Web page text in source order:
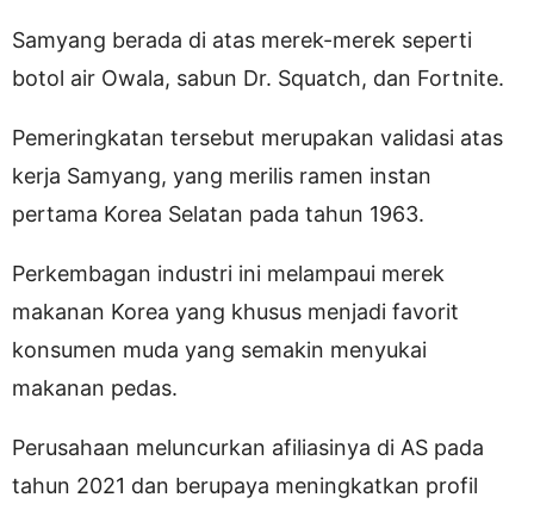
Samyang berada di atas merek-merek seperti
botol air Owala, sabun Dr. Squatch, dan Fortnite.
Pemeringkatan tersebut merupakan validasi atas
kerja Samyang, yang merilis ramen instan
pertama Korea Selatan pada tahun 1963.
Perkembagan industri ini melampaui merek
makanan Korea yang khusus menjadi favorit
konsumen muda yang semakin menyukai
makanan pedas.
Perusahaan meluncurkan afiliasinya di AS pada
tahun 2021 dan berupaya meningkatkan profil